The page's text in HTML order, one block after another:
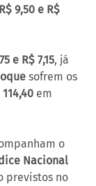
R$ 9,50 e R$
e R$ 7,15, já
sofrem os
114,40 em
o
Nacional
previstos no